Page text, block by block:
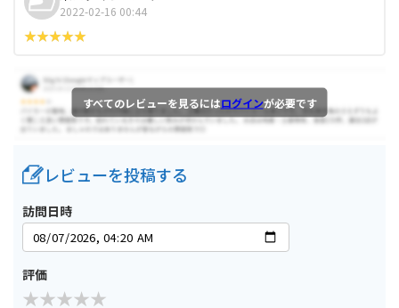
2022-02-16 00:44
すべてのレビューを見るにはログインが必要です
レビューを投稿する
訪問日時
評価